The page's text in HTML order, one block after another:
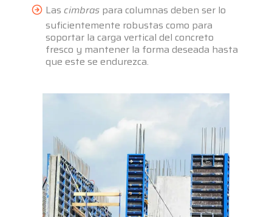
Lascimbras para columnas deben ser lo
suficientemente robustas como para
soportar la carga vertical del concreto
fresco y mantener la forma deseada hasta
que este se endurezca.